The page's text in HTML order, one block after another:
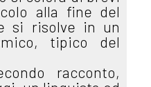
alla fine del
si risolve in un
tipico del
racconto,